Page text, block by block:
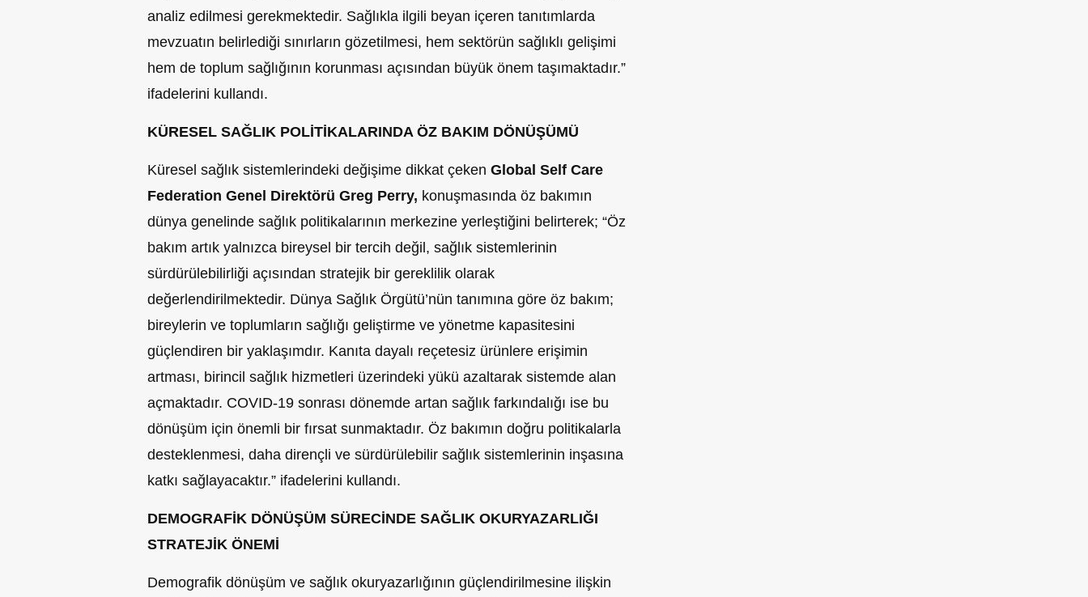
analiz edilmesi gerekmektedir. Sağlıkla ilgili beyan içeren tanıtımlarda
mevzuatın belirlediği sınırların gözetilmesi, hem sektörün sağlıklı gelişimi
hem de toplum sağlığının korunması açısından büyük önem taşımaktadır.”
ifadelerini kullandı.
KÜRESEL SAĞLIK POLİTİKALARINDA ÖZ BAKIM DÖNÜŞÜMÜ
Küresel sağlık sistemlerindeki değişime dikkat çeken Global Self Care
Federation Genel Direktörü Greg Perry, konuşmasında öz bakımın
dünya genelinde sağlık politikalarının merkezine yerleştiğini belirterek; “Öz
bakım artık yalnızca bireysel bir tercih değil, sağlık sistemlerinin
sürdürülebilirliği açısından stratejik bir gereklilik olarak
değerlendirilmektedir. Dünya Sağlık Örgütü’nün tanımına göre öz bakım;
bireylerin ve toplumların sağlığı geliştirme ve yönetme kapasitesini
güçlendiren bir yaklaşımdır. Kanıta dayalı reçetesiz ürünlere erişimin
artması, birincil sağlık hizmetleri üzerindeki yükü azaltarak sistemde alan
açmaktadır. COVID-19 sonrası dönemde artan sağlık farkındalığı ise bu
dönüşüm için önemli bir fırsat sunmaktadır. Öz bakımın doğru politikalarla
desteklenmesi, daha dirençli ve sürdürülebilir sağlık sistemlerinin inşasına
katkı sağlayacaktır.” ifadelerini kullandı.
DEMOGRAFİK DÖNÜŞÜM SÜRECİNDE SAĞLIK OKURYAZARLIĞI
STRATEJİK ÖNEMİ
Demografik dönüşüm ve sağlık okuryazarlığının güçlendirilmesine ilişkin